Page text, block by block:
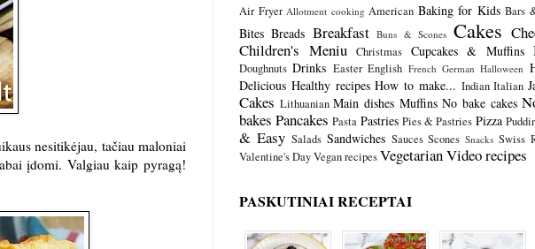
nesitikėjau, tačiau maloniai
įdomi. Valgiau kaip pyragą!
Air Fryer Allotment cooking American Baking for Kids Bars
Bites Breads Breakfast Buns & Scones Cakes
Children's Meniu
Christmas Cupcakes & Muffins
Doughnuts Drinks Easter English French German Halloween
Delicious Healthy recipes How to make... Indian Italian
Cakes Lithuanian Main dishes Muffins No bake cakes
bakes Pancakes Pasta Pastries Pies & Pastries Pizza
& Easy Salads Sandwiches Sauces Scones Snacks Swiss
Valentine's DayVegan recipesVegetarianVideo recipes
PASKUTINIAI RECEPTAI